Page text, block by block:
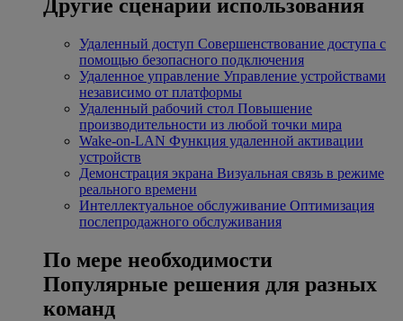
Другие сценарии использования
Удаленный доступ Совершенствование доступа с
помощью безопасного подключения
Удаленное управление Управление устройствами
независимо от платформы
Удаленный рабочий стол Повышение
производительности из любой точки мира
Wake-on-LAN Функция удаленной активации
устройств
Демонстрация экрана Визуальная связь в режиме
реального времени
Интеллектуальное обслуживание Оптимизация
послепродажного обслуживания
По мере необходимости
Популярные решения для разных
команд